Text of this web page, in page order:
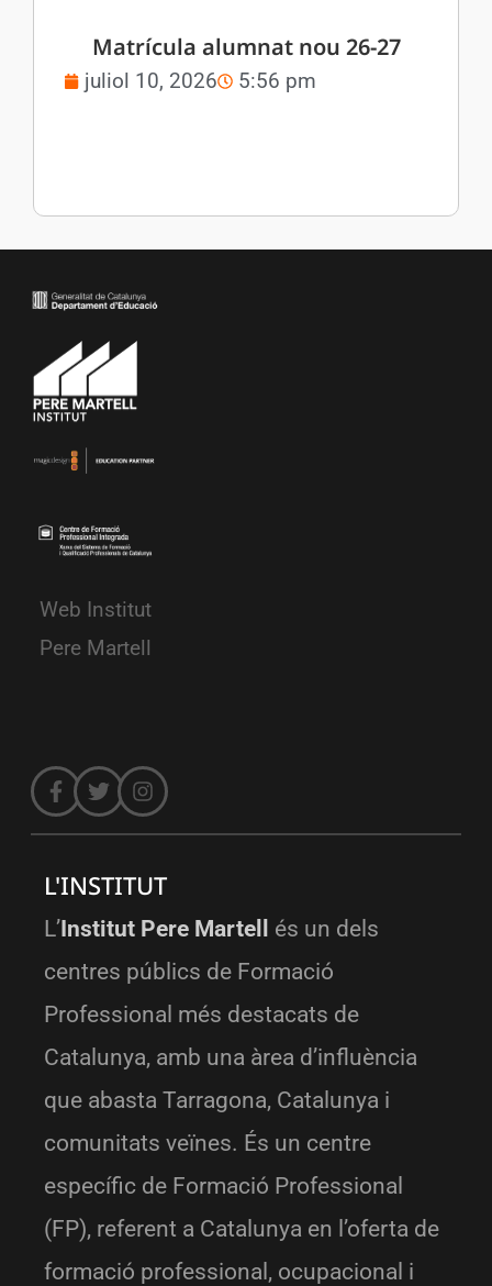
Matrícula alumnat nou 26-27
juliol 10, 2026 5:56 pm
Web Institut
Pere Martell
L'INSTITUT
L’Institut Pere Martell
és un dels
centres públics de Formació
Professional més destacats de
Catalunya, amb una àrea d’influència
que abasta Tarragona, Catalunya i
comunitats veïnes. És un centre
específic de Formació Professional
(FP), referent a Catalunya en l’oferta de
formació professional, ocupacional i